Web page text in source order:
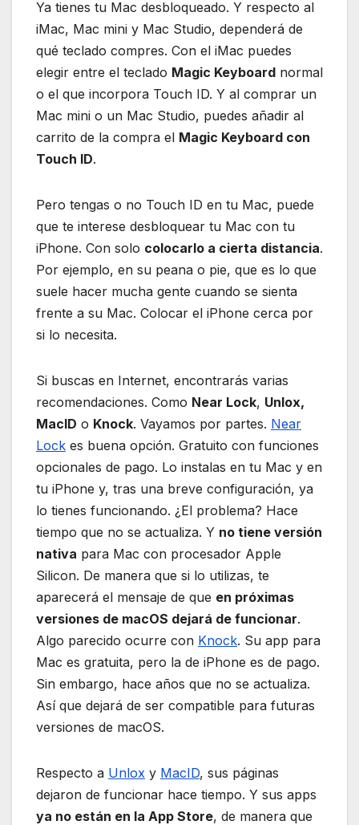
Ya tienes tu Mac desbloqueado. Y respecto al
iMac, Mac mini y Mac Studio, dependerá de
qué teclado compres. Con el iMac puedes
elegir entre el teclado Magic Keyboard normal
o el que incorpora Touch ID. Y al comprar un
Mac mini o un Mac Studio, puedes añadir al
carrito de la compra el Magic Keyboard con
Touch ID.
Pero tengas o no Touch ID en tu Mac, puede
que te interese desbloquear tu Mac con tu
iPhone. Con solo colocarlo a cierta distancia.
Por ejemplo, en su peana o pie, que es lo que
suele hacer mucha gente cuando se sienta
frente a su Mac. Colocar el iPhone cerca por
si lo necesita.
Si buscas en Internet, encontrarás varias
recomendaciones. Como Near Lock, Unlox,
MacID o Knock. Vayamos por partes. Near
Lock es buena opción. Gratuito con funciones
opcionales de pago. Lo instalas en tu Mac y en
tu iPhone y, tras una breve configuración, ya
lo tienes funcionando. ¿El problema? Hace
tiempo que no se actualiza. Y no tiene versión
nativa para Mac con procesador Apple
Silicon. De manera que si lo utilizas, te
aparecerá el mensaje de que en próximas
versiones de macOS dejará de funcionar.
Algo parecido ocurre con Knock. Su app para
Mac es gratuita, pero la de iPhone es de pago.
Sin embargo, hace años que no se actualiza.
Así que dejará de ser compatible para futuras
versiones de macOS.
Respecto a Unlox y MacID, sus páginas
dejaron de funcionar hace tiempo. Y sus apps
ya no están en la App Store, de manera que